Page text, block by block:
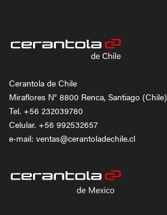
Cerantola de Chile
Miraflores N° 8800 Renca, Santiago (Chile)
Tel. +56 232039780
Celular. +56 992532657
e-mail: ventas@cerantoladechile.cl